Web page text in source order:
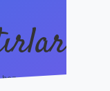
boz.